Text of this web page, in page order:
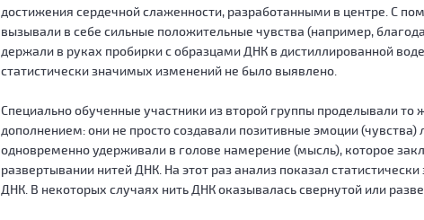
достижения сердечной слаженности, разработанными в центре. С
вызывали в себе сильные положительные чувства (например,
держали в руках пробирки с образцами ДНК в дистиллированной
статистически значимых изменений не было выявлено.
Специально обученные участники из второй группы проделывали
дополнением: они не просто создавали позитивные эмоции (чувства)
одновременно удерживали в голове намерение (мысль), которое
развертывании нитей ДНК. На этот раз анализ показал
ДНК. В некоторых случаях нить ДНК оказывалась свернутой или